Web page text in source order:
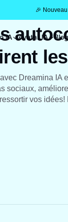
🎉
IA Avatar IA
Dreamina IA
sociaux,
vos idées!